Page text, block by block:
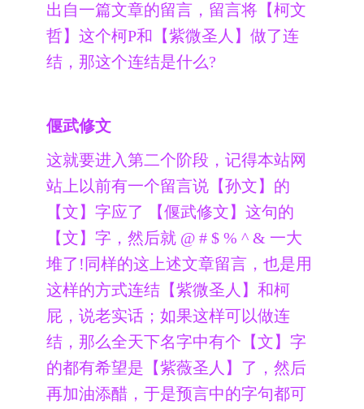
出自一篇文章的留言，留言将【柯文
哲】这个柯P和【紫微圣人】做了连
结，那这个连结是什么?
偃武修文
这就要进入第二个阶段，记得本站网
站上以前有一个留言说【孙文】的
【文】字应了 【偃武修文】这句的
【文】字，然后就 @ # $ % ^ & 一大
堆了!同样的这上述文章留言，也是用
这样的方式连结【紫微圣人】和柯
屁，说老实话；如果这样可以做连
结，那么全天下名字中有个【文】字
的都有希望是【紫薇圣人】了，然后
再加油添醋，于是预言中的字句都可